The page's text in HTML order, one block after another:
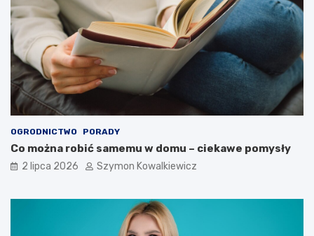
OGRODNICTWO PORADY
Co można robić samemu w domu – ciekawe pomysły
2 lipca 2026 Szymon Kowalkiewicz